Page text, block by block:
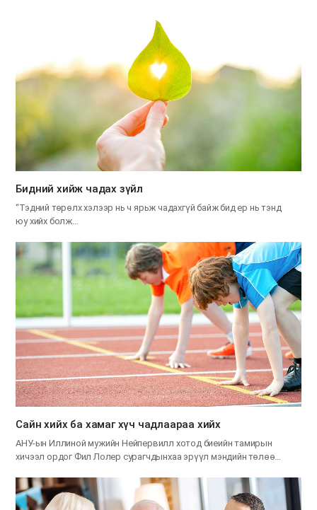
​Бидний хийж чадах зүйл
“Тэдний төрөлх хэлээр нь ч ярьж чадахгүй байж бид ер нь тэнд
юу хийх болж…
Сайн хийх ба хамаг хүч чадлаараа хийх
АНУ-ын Иллиной мужийн Нейпервилл хотод биеийн тамирын
хичээл ордог Фил Лолер сурагчдынхаа эрүүл мэндийн төлөө…